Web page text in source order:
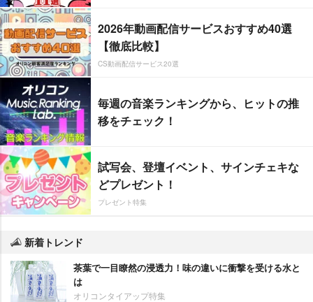
2026年動画配信サービスおすすめ40選
【徹底比較】
CS動画配信サービス20選
毎週の音楽ランキングから、ヒットの推
移をチェック！
試写会、登壇イベント、サインチェキな
どプレゼント！
プレゼント特集
新着トレンド
茶葉で一目瞭然の浸透力！味の違いに衝撃を受ける水と
は
オリコンタイアップ特集